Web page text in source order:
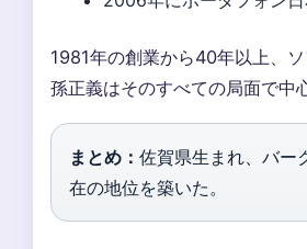
1981年の創業から40年以上、
孫正義はそのすべての局面で中
まとめ： 佐賀県生まれ、バー
在の地位を築いた。